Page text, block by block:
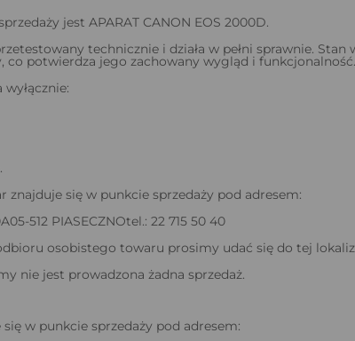
jest APARAT CANON EOS 2000D.
technicznie i działa w pełni sprawnie.
co potwierdza jego zachowany wygląd i funkcjonalność.
znajduje się w punkcie sprzedaży pod adresem:
512 PIASECZNOtel.: 22 715 50 40
osobistego towaru prosimy udać się do tej
nie jest prowadzona żadna sprzedaż.
się w punkcie sprzedaży pod adresem: